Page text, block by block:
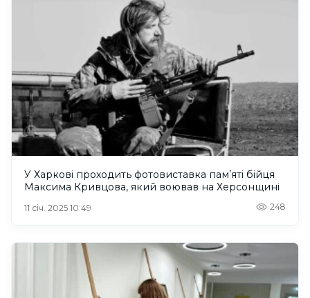
У Харкові проходить фотовиставка памʼяті бійця
Максима Кривцова, який воював на Херсонщині
11 січ. 2025 10:49 248